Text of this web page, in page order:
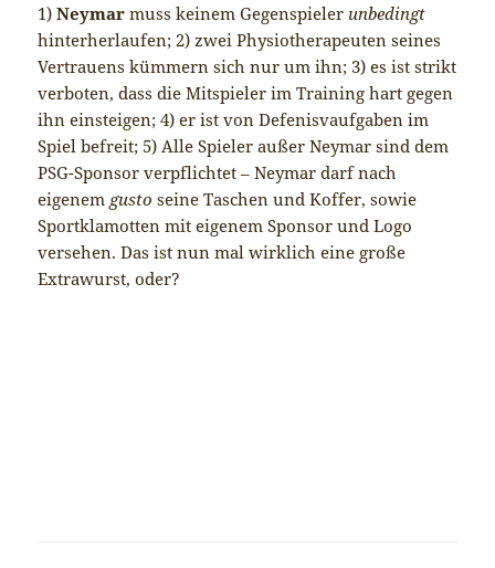
1)Neymar muss keinem Gegenspieler unbedingt
hinterherlaufen; 2) zwei Physiotherapeuten seines
Vertrauens kümmern sich nur um ihn; 3) es ist strikt
verboten, dass die Mitspieler im Training hart gegen
ihn einsteigen; 4) er ist von Defenisvaufgaben im
Spiel befreit; 5) Alle Spieler außer Neymar sind dem
PSG-Sponsor verpflichtet – Neymar darf nach
eigenem gustoseine Taschen und Koffer, sowie
Sportklamotten mit eigenem Sponsor und Logo
versehen. Das ist nun mal wirklich eine große
Extrawurst, oder?